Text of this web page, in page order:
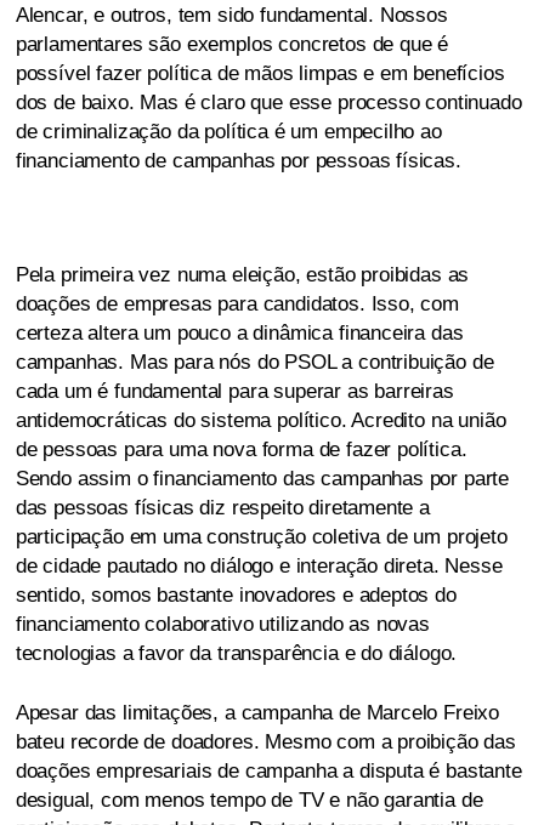
Alencar, e outros, tem sido fundamental. Nossos
parlamentares são exemplos concretos de que é
possível fazer política de mãos limpas e em benefícios
dos de baixo. Mas é claro que esse processo continuado
de criminalização da política é um empecilho ao
financiamento de campanhas por pessoas físicas.
Pela primeira vez numa eleição, estão proibidas as
doações de empresas para candidatos. Isso, com
certeza altera um pouco a dinâmica financeira das
campanhas. Mas para nós do PSOL a contribuição de
cada um é fundamental para superar as barreiras
antidemocráticas do sistema político. Acredito na união
de pessoas para uma nova forma de fazer política.
Sendo assim o financiamento das campanhas por parte
das pessoas físicas diz respeito diretamente a
participação em uma construção coletiva de um projeto
de cidade pautado no diálogo e interação direta. Nesse
sentido, somos bastante inovadores e adeptos do
financiamento colaborativo utilizando as novas
tecnologias a favor da transparência e do diálogo.
Apesar das limitações, a campanha de Marcelo Freixo
bateu recorde de doadores. Mesmo com a proibição das
doações empresariais de campanha a disputa é bastante
desigual, com menos tempo de TV e não garantia de